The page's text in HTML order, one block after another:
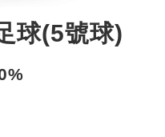
球(5號球)